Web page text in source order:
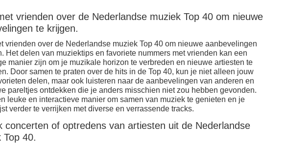
vrienden over de Nederlandse muziek Top 40 om nieuwe
te krijgen.
vrienden over de Nederlandse muziek Top 40 om nieuwe aanbevelingen
Het delen van muziektips en favoriete nummers met vrienden kan een
manier zijn om je muzikale horizon te verbreden en nieuwe artiesten te
Door samen te praten over de hits in de Top 40, kun je niet alleen jouw
delen, maar ook luisteren naar de aanbevelingen van anderen en
pareltjes ontdekken die je anders misschien niet zou hebben gevonden.
leuke en interactieve manier om samen van muziek te genieten en je
verder te verrijken met diverse en verrassende tracks.
concerten of optredens van artiesten uit de Nederlandse
Top 40.